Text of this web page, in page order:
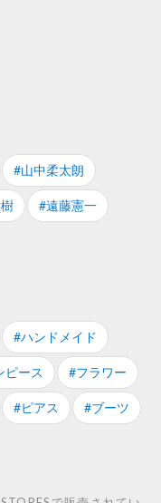
#山中柔太朗
#遠藤憲一
#ハンドメイド
ピース #フラワー
#ピアス #ブーツ